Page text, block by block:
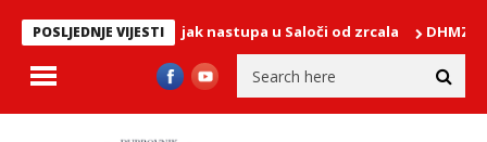
POSLJEDNJE VIJESTI
Ortiz u ponedjeljak nastupa u Saloči od zrcala DHMZ